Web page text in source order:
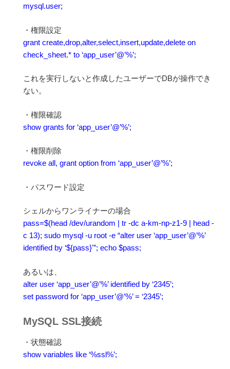
mysql.user;
・権限設定
grant create,drop,alter,select,insert,update,delete on
check_sheet.* to ‘app_user’@’%’;
これを実行しないと作成したユーザーでDBが操作でき
ない。
・権限確認
show grants for ‘app_user’@’%’;
・権限削除
revoke all, grant option from ‘app_user’@’%’;
・パスワード設定
シェルからワンライナーの場合
pass=$(head /dev/urandom | tr -dc a-km-np-z1-9 | head -
c 13); sudo mysql -u root -e “alter user ‘app_user’@’%’
identified by ‘${pass}'”; echo $pass;
あるいは、
alter user ‘app_user’@’%’ identified by ‘2345’;
set password for ‘app_user’@’%’ = ‘2345’;
MySQL SSL接続
・状態確認
show variables like ‘%ssl%’;